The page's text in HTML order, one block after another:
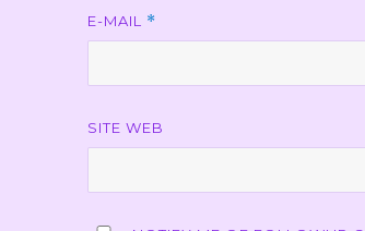
E-MAIL *
SITE WEB